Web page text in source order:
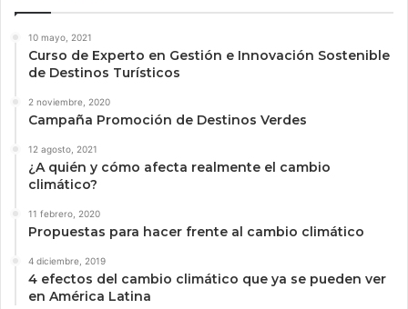
10 mayo, 2021
Curso de Experto en Gestión e Innovación Sostenible
de Destinos Turísticos
2 noviembre, 2020
Campaña Promoción de Destinos Verdes
12 agosto, 2021
¿A quién y cómo afecta realmente el cambio
climático?
11 febrero, 2020
Propuestas para hacer frente al cambio climático
4 diciembre, 2019
4 efectos del cambio climático que ya se pueden ver
en América Latina